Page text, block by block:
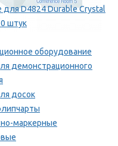
D4824 Durable Crystal
штук
оборудование
демонстрационного
досок
маркерные